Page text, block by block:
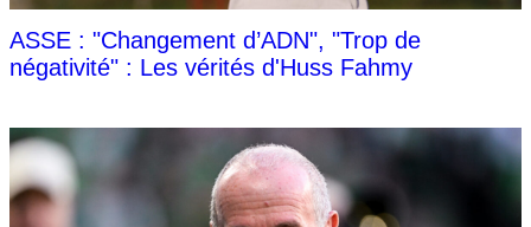
ASSE : "Changement d’ADN", "Trop de
négativité" : Les vérités d'Huss Fahmy